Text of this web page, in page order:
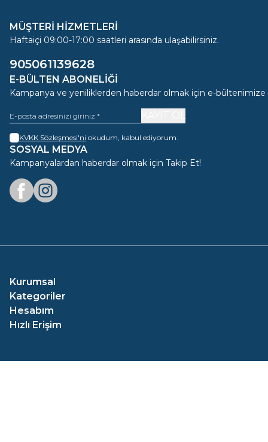
MÜŞTERİ HİZMETLERİ
Haftaiçi 09:00-17:00 saatleri arasında ulaşabilirsiniz.
905061139628
E-BÜLTEN ABONELIĞI
Kampanya ve yeniliklerden haberdar olmak için e-bültenimize
KVKK Sözleşmesi'ni okudum, kabul ediyorum.
SOSYAL MEDYA
Kampanyalardan haberdar olmak için Takip Et!
FacebookInstagram
Kurumsal
Kategoriler
Hesabım
Hızlı Erişim